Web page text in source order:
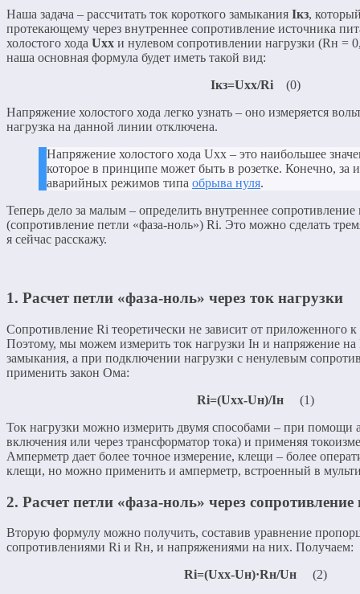
Наша задача – рассчитать ток короткого замыкания Iкз,
протекающему через внутреннее сопротивление источника
холостого хода Uхх и нулевом сопротивлении нагрузки (Rн =
наша основная формула будет иметь такой вид:
Iкз=Uхх/Ri (0)
Напряжение холостого хода легко узнать – оно измеряется
нагрузка на данной линии отключена.
Напряжение холостого хода Uхх – это наибольшее
которое в принципе может быть в розетке. Конечно, за
аварийных режимов типа обрыва нуля.
Теперь дело за малым – определить внутреннее сопротивление
(сопротивление петли «фаза-ноль») Ri. Это можно сделать
я сейчас расскажу.
1. Расчет петли «фаза-ноль» через ток нагрузки
Сопротивление Ri теоретически не зависит от приложенного
Поэтому, мы можем измерить ток нагрузки Iн и напряжение на
замыкания, а при подключении нагрузки с ненулевым
применить закон Ома:
Ri=(Uхх-Uн)/Iн (1)
Ток нагрузки можно измерить двумя способами – при помощи
включения или через трансформатор тока) и применяя
Амперметр дает более точное измерение, клещи – более
клещи, но можно применить и амперметр, встроенный в
2. Расчет петли «фаза-ноль» через сопротивление
Вторую формулу можно получить, составив уравнение
сопротивлениями Ri и Rн, и напряжениями на них. Получаем:
Ri=(Uхх-Uн)·Rн/Uн (2)